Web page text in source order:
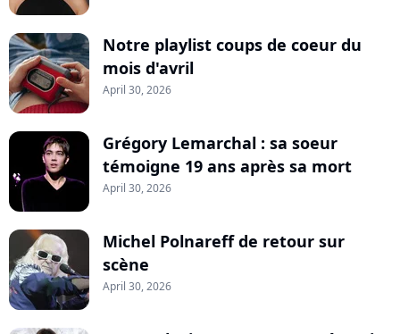
Notre playlist coups de coeur du
mois d'avril
April 30, 2026
Grégory Lemarchal : sa soeur
témoigne 19 ans après sa mort
April 30, 2026
Michel Polnareff de retour sur
scène
April 30, 2026